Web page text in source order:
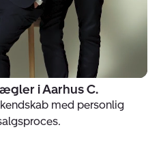
i Aarhus C.
med personlig